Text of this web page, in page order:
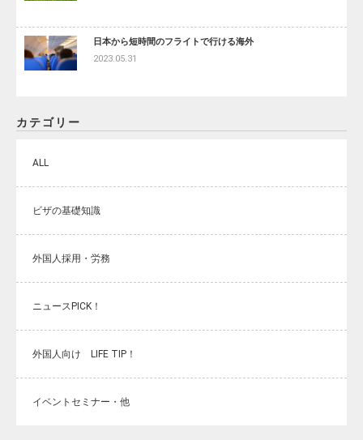
日本から短時間のフライトで行ける海外
2023.05.31
カテゴリー
ALL
ビザの基礎知識
外国人採用・労務
ニュースPICK！
外国人向け LIFE TIP！
イベントセミナー・他